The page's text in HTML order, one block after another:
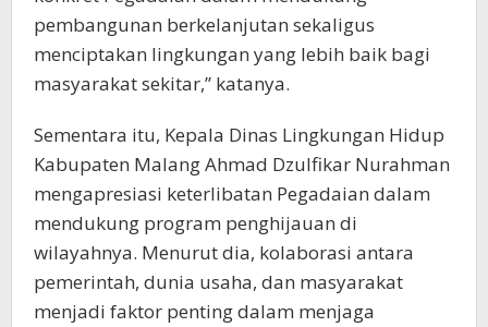
pembangunan berkelanjutan sekaligus
menciptakan lingkungan yang lebih baik bagi
masyarakat sekitar,” katanya.
Sementara itu, Kepala Dinas Lingkungan Hidup
Kabupaten Malang Ahmad Dzulfikar Nurahman
mengapresiasi keterlibatan Pegadaian dalam
mendukung program penghijauan di
wilayahnya. Menurut dia, kolaborasi antara
pemerintah, dunia usaha, dan masyarakat
menjadi faktor penting dalam menjaga